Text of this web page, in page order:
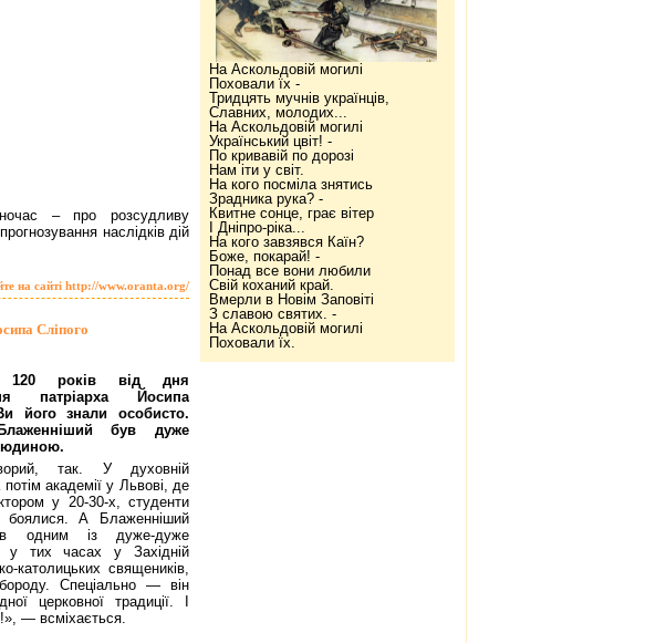
– про розсудливу
наслідків дій
на сайті http://www.oranta.org/
Сліпого
120 років від дня
патріарха Йосипа
його знали особисто.
був дуже
так. У духовній
потім академії у Львові, де
у 20-30-х, студенти
боялися. А Блаженніший
одним із дуже-дуже
у тих часах у Західній
католицьких священиків,
Спеціально — він
церковної традиції. І
— всміхається.
На Аскольдовій могилі
Поховали їх -
Тридцять мучнів українців,
Славних, молодих...
На Аскольдовій могилі
Український цвіт! -
По кривавій по дорозі
Нам іти у світ.
На кого посміла знятись
Зрадника рука? -
Квитне сонце, грає вітер
І Дніпро-ріка...
На кого завзявся Каїн?
Боже, покарай! -
Понад все вони любили
Свій коханий край.
Вмерли в Новім Заповіті
З славою святих. -
На Аскольдовій могилі
Поховали їх.